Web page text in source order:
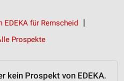
EDEKA für Remscheid
Prospekte
kein Prospekt von EDEKA.